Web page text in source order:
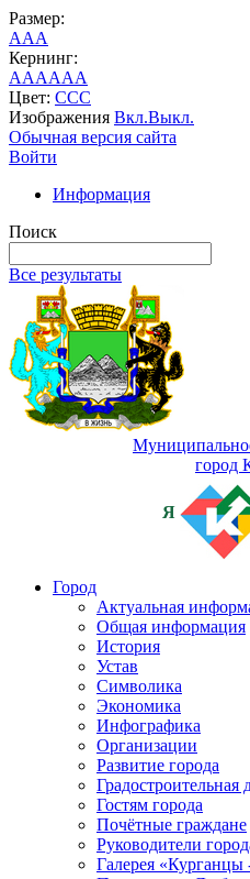
Размер:
AAA
Кернинг:
AAAAAA
Цвет: CCC
Изображения Вкл.Выкл.
Обычная версия сайта
Войти
Информация
Поиск
Все результаты
город
Я
Город
Актуальная
Общая информация
История
Устав
Символика
Экономика
Инфографика
Организации
Развитие города
Градостроительная
Гостям города
Почётные граждане
Руководители
Галерея «Курганцы